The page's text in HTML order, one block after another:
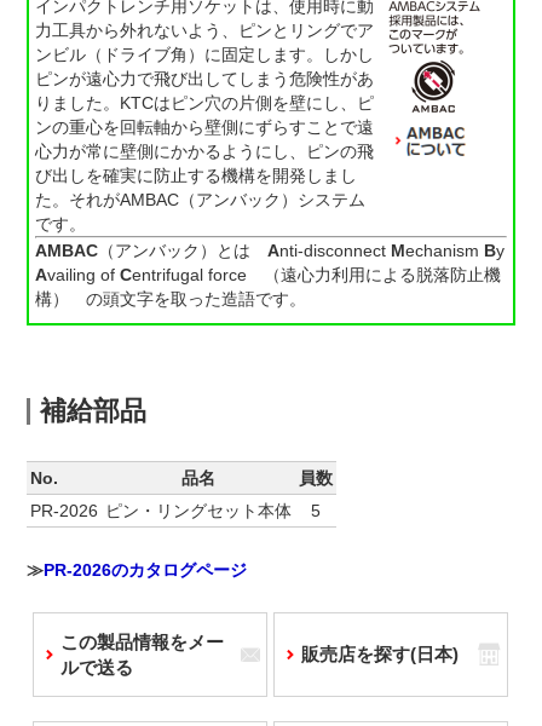
インパクトレンチ用ソケットは、使用時に動
力工具から外れないよう、ピンとリングでア
ンビル（ドライブ角）に固定します。しかし
ピンが遠心力で飛び出してしまう危険性があ
りました。KTCはピン穴の片側を壁にし、ピ
ンの重心を回転軸から壁側にずらすことで遠
心力が常に壁側にかかるようにし、ピンの飛
び出しを確実に防止する機構を開発しまし
た。それがAMBAC（アンバック）システム
です。
AMBAC （アンバック）とは Anti-disconnect Mechanism By
Availing of Centrifugal force （遠心力利用による脱落防止機
構） の頭文字を取った造語です。
補給部品
No. 品名
員数
PR-2026 ピン・リングセット本体 5
≫PR-2026のカタログページ
この製品情報をメー
ルで送る
販売店を探す(日本)